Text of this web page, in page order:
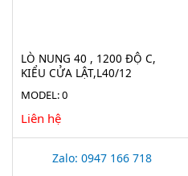
LÒ NUNG 40 , 1200 ĐỘ C,
KIỂU CỬA LẬT,L40/12
MODEL: 0
Liên hệ
Zalo: 0947 166 718